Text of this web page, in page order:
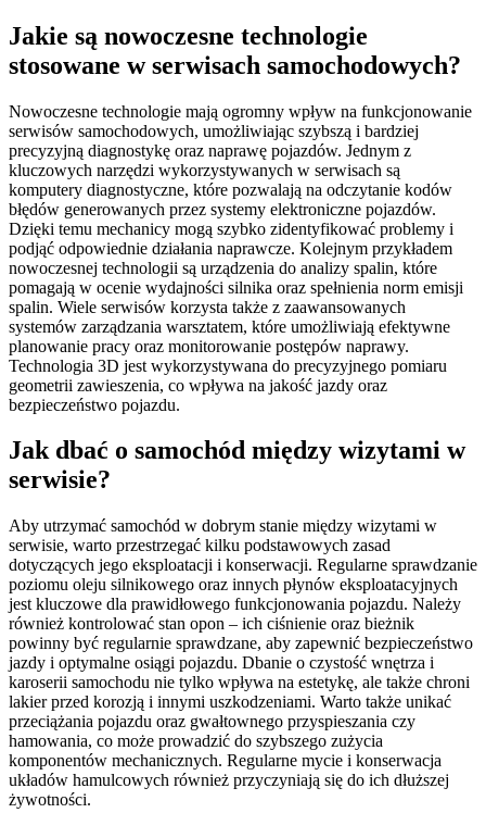
Jakie są nowoczesne technologie
stosowane w serwisach samochodowych?
Nowoczesne technologie mają ogromny wpływ na funkcjonowanie
serwisów samochodowych, umożliwiając szybszą i bardziej
precyzyjną diagnostykę oraz naprawę pojazdów. Jednym z
kluczowych narzędzi wykorzystywanych w serwisach są
komputery diagnostyczne, które pozwalają na odczytanie kodów
błędów generowanych przez systemy elektroniczne pojazdów.
Dzięki temu mechanicy mogą szybko zidentyfikować problemy i
podjąć odpowiednie działania naprawcze. Kolejnym przykładem
nowoczesnej technologii są urządzenia do analizy spalin, które
pomagają w ocenie wydajności silnika oraz spełnienia norm emisji
spalin. Wiele serwisów korzysta także z zaawansowanych
systemów zarządzania warsztatem, które umożliwiają efektywne
planowanie pracy oraz monitorowanie postępów naprawy.
Technologia 3D jest wykorzystywana do precyzyjnego pomiaru
geometrii zawieszenia, co wpływa na jakość jazdy oraz
bezpieczeństwo pojazdu.
Jak dbać o samochód między wizytami w
serwisie?
Aby utrzymać samochód w dobrym stanie między wizytami w
serwisie, warto przestrzegać kilku podstawowych zasad
dotyczących jego eksploatacji i konserwacji. Regularne sprawdzanie
poziomu oleju silnikowego oraz innych płynów eksploatacyjnych
jest kluczowe dla prawidłowego funkcjonowania pojazdu. Należy
również kontrolować stan opon – ich ciśnienie oraz bieżnik
powinny być regularnie sprawdzane, aby zapewnić bezpieczeństwo
jazdy i optymalne osiągi pojazdu. Dbanie o czystość wnętrza i
karoserii samochodu nie tylko wpływa na estetykę, ale także chroni
lakier przed korozją i innymi uszkodzeniami. Warto także unikać
przeciążania pojazdu oraz gwałtownego przyspieszania czy
hamowania, co może prowadzić do szybszego zużycia
komponentów mechanicznych. Regularne mycie i konserwacja
układów hamulcowych również przyczyniają się do ich dłuższej
żywotności.